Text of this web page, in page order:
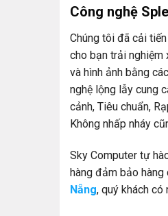
Công nghệ
Chúng tôi đã cải
cho bạn trải nghiệm
và hình ảnh bằng
nghệ lộng lẫy cung
cảnh, Tiêu chuẩn,
Không nhấp nháy
Sky Computer tự
hàng đảm bảo hàng
Nẵng, quý khách